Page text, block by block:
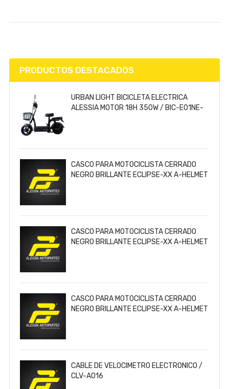
PRODUCTOS DESTACADOS
URBAN LIGHT BICICLETA ELECTRICA
ALESSIA MOTOR 18H 350W / BIC-E01NE-
CASCO PARA MOTOCICLISTA CERRADO
NEGRO BRILLANTE ECLIPSE-XX A-HELMET
CASCO PARA MOTOCICLISTA CERRADO
NEGRO BRILLANTE ECLIPSE-XX A-HELMET
CASCO PARA MOTOCICLISTA CERRADO
NEGRO BRILLANTE ECLIPSE-XX A-HELMET
CABLE DE VELOCIMETRO ELECTRONICO /
CLV-A016